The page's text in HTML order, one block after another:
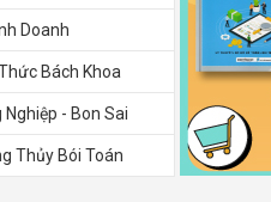
Doanh
Bách Khoa
Nghiệp - Bon Sai
Thủy Bói Toán